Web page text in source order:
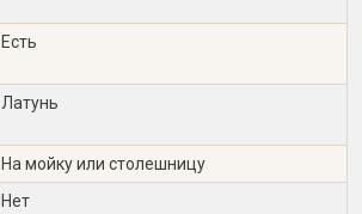
Есть
Латунь
На мойку или столешницу
Нет